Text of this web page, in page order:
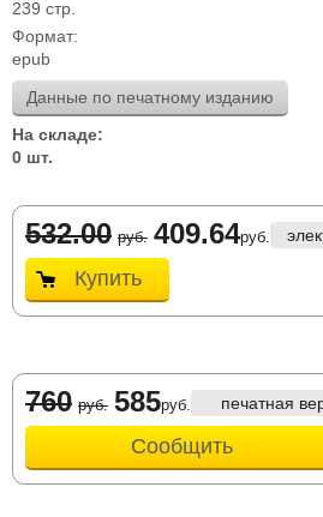
239 стр.
Формат:
epub
Данные по печатному изданию
На складе:
0 шт.
532.00 руб. 409.64руб.
Купить
760 руб. 585руб. печатная
Сообщить